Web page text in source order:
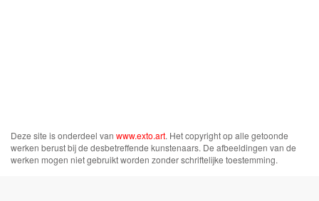
Deze site is onderdeel van www.exto.art. Het copyright op alle getoonde
werken berust bij de desbetreffende kunstenaars. De afbeeldingen van de
werken mogen niet gebruikt worden zonder schriftelijke toestemming.